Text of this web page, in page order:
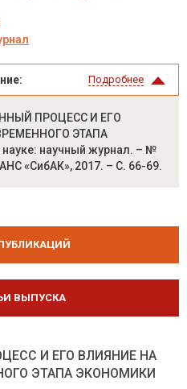
Подробнее
ПРОЦЕСС И ЕГО
ЭТАПА
научный журнал. – №
«СибАК», 2017. – С. 66-69.
ВЫПУСКА
И ЕГО ВЛИЯНИЕ НА
ЭТАПА ЭКОНОМИКИ